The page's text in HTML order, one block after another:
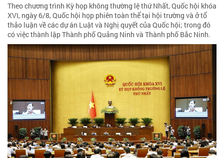
Theo chương trình Kỳ họp không thường lệ thứ Nhất, Quốc hội khóa
XVI, ngày 6/8, Quốc hội họp phiên toàn thể tại hội trường và ở tổ
thảo luận về các dự án Luật và Nghị quyết của Quốc hội; trong đó
có việc thành lập Thành phố Quảng Ninh và Thành phố Bắc Ninh.